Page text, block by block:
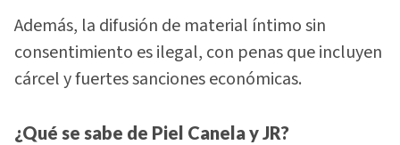
Además, la difusión de material íntimo sin
consentimiento es ilegal, con penas que incluyen
cárcel y fuertes sanciones económicas.
¿Qué se sabe de Piel Canela y JR?